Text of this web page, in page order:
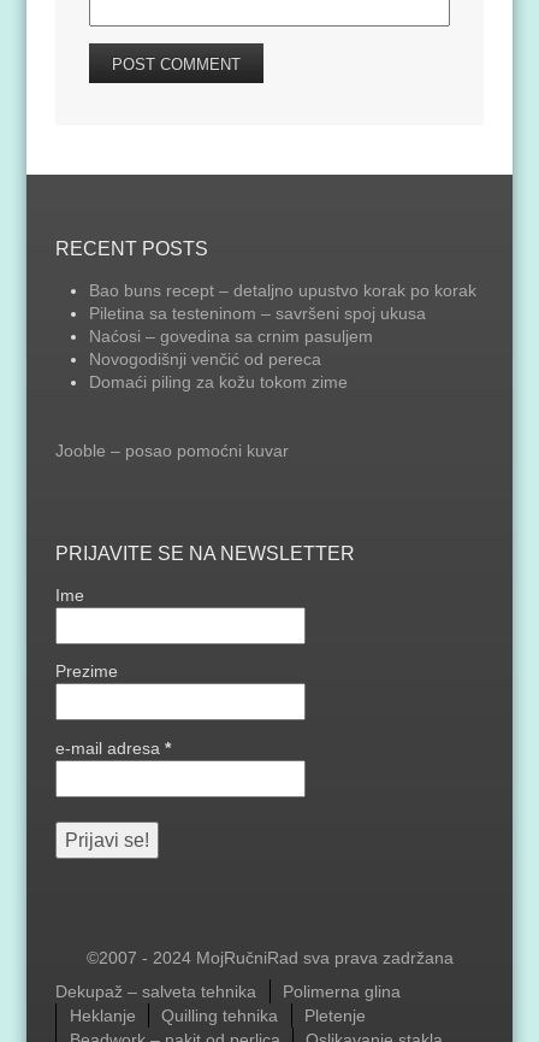
RECENT POSTS
Bao buns recept – detaljno upustvo korak po korak
Piletina sa testeninom – savršeni spoj ukusa
Naćosi – govedina sa crnim pasuljem
Novogodišnji venčić od pereca
Domaći piling za kožu tokom zime
Jooble – posao pomoćni kuvar
PRIJAVITE SE NA NEWSLETTER
Ime
Prezime
e-mail adresa*
©2007 - 2024 MojRučniRad sva prava zadržana
Menu
Dekupaž – salveta tehnika
Polimerna glina
Heklanje
Quilling tehnika
Pletenje